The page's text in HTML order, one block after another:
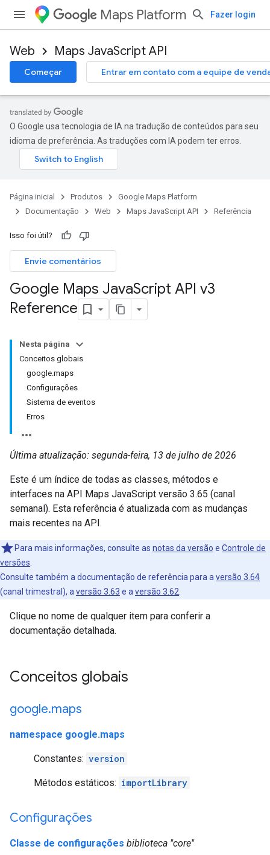
Maps Platform Fazer login
Web Maps JavaScript API
Começar Entrar em contato com a equipe de
O Google usa tecnologia de IA na tradução de conteúdos para seu
idioma de preferência. As traduções com IA podem ter erros.
Página inicial Produtos
Google Maps Platform
Documentação
Web Maps JavaScript API Referência
Isso foi útil?
Envie comentários
Google Maps JavaScript API v3
Reference
Nesta página
Conceitos globais
google.maps
Configurações
Sistema de eventos
Erros
Última atualização: segunda-feira, 13 de julho de 2026
Este é um índice de todas as classes, métodos e
interfaces na API Maps JavaScript versão 3.65 (canal
semanal). Esta referência é atualizada com as mudanças
mais recentes na API.
Para mais informações, consulte as notas da versão e Controle de
versões
Consulte também a documentação de referência para a versão 3.64
(canal trimestral), a versão 3.63 e a versão 3.62
Clique no nome de qualquer item para conferir a
documentação detalhada.
Conceitos globais
google.maps
namespace google.maps
Constantes: version
Métodos estáticos: importLibrary
Configurações
Classe de configurações biblioteca "core"